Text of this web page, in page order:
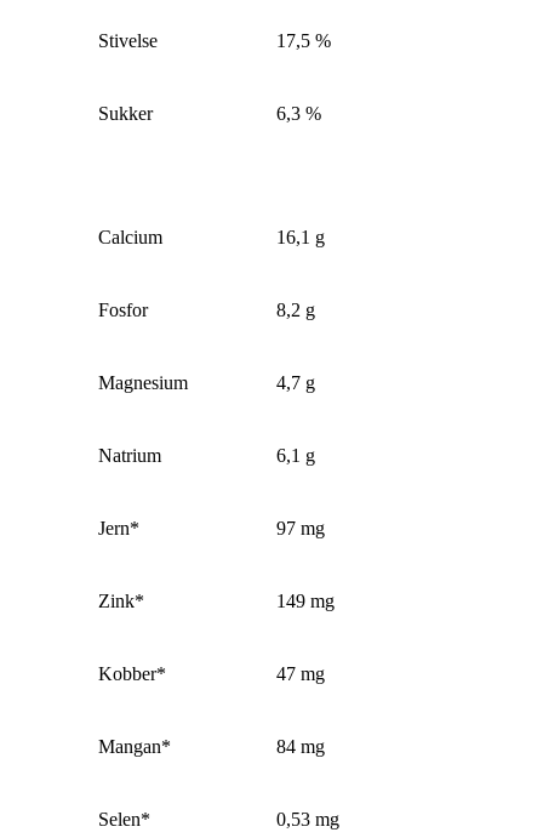
Stivelse 17,5 %
Sukker 6,3 %
Calcium 16,1 g
Fosfor 8,2 g
Magnesium 4,7 g
Natrium 6,1 g
Jern* 97 mg
Zink* 149 mg
Kobber* 47 mg
Mangan* 84 mg
Selen* 0,53 mg